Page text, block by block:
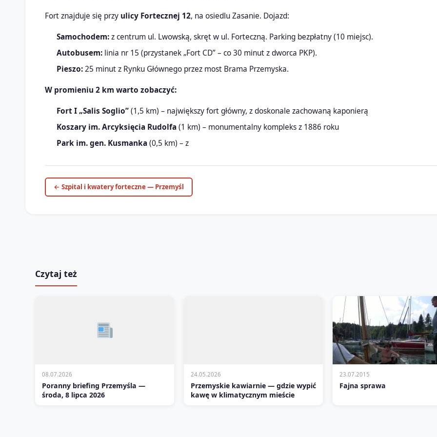
Fort znajduje się przy ulicy Fortecznej 12, na osiedlu Zasanie. Dojazd:
Samochodem:z centrum ul. Lwowską, skręt w ul. Forteczną. Parking bezpłatny (10 miejsc).
Autobusem: linia nr 15 (przystanek „Fort CD” – co 30 minut z dworca PKP).
Pieszo:25 minut z Rynku Głównego przez most Brama Przemyska.
W promieniu 2 km warto zobaczyć:
Fort I „Salis Soglio”(1,5 km) – największy fort główny, z doskonale zachowaną kaponierą
Koszary im. Arcyksięcia Rudolfa(1 km) – monumentalny kompleks z 1886 roku
Park im. gen. Kusmanka(0,5 km) – z
← Szpital i kwatery forteczne — Przemyśl
Czytaj też
08.07.2026
Poranny briefing Przemyśla —
środa, 8 lipca 2026
24.05.2026
Przemyskie kawiarnie — gdzie wypić
kawę w klimatycznym mieście
23.07.2015
Fajna sprawa